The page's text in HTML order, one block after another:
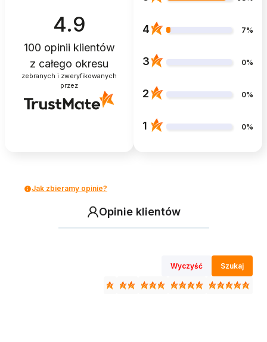
4.9
100 opinii klientów
z całego okresu
zebranych i zweryfikowanych
przez
4 7%
3 0%
2 0%
1 0%
Jak zbieramy opinie?
Opinie klientów
Wyczyść Szukaj